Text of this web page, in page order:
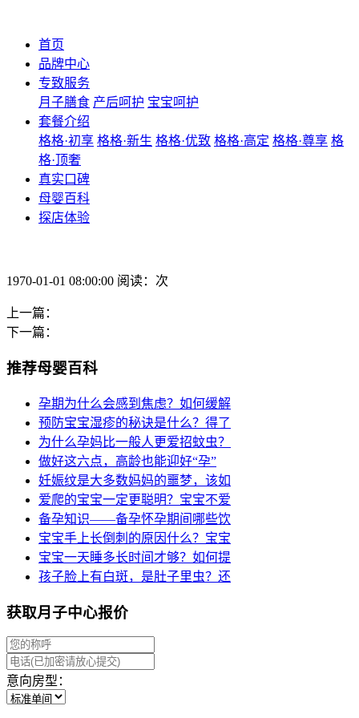
首页
品牌中心
专致服务
月子膳食 产后呵护 宝宝呵护
套餐介绍
格格·初享 格格·新生 格格·优致 格格·高定 格格·尊享 格
格·顶奢
真实口碑
母婴百科
探店体验
1970-01-01 08:00:00 阅读：次
上一篇：
下一篇：
推荐母婴百科
孕期为什么会感到焦虑？如何缓解
预防宝宝湿疹的秘诀是什么？得了
为什么孕妈比一般人更爱招蚊虫？
做好这六点，高龄也能迎好“孕”
妊娠纹是大多数妈妈的噩梦，该如
爱爬的宝宝一定更聪明？宝宝不爱
备孕知识——备孕怀孕期间哪些饮
宝宝手上长倒刺的原因什么？宝宝
宝宝一天睡多长时间才够？如何提
孩子脸上有白斑，是肚子里虫？还
获取月子中心报价
意向房型：